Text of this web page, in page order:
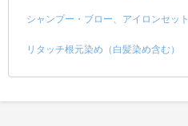
シャンプー・ブロー、アイロンセット
リタッチ根元染め（白髪染め含む）